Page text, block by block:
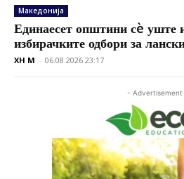
Македонија
Единаесет општини сè уште
избирачките одбори за
XH M - 06.08.2026 23:17
- Advertisement